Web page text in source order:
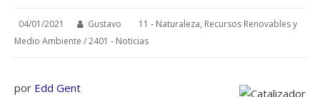
04/01/2021 Gustavo
11 - Naturaleza, Recursos Renovables y
Medio Ambiente /2401 - Noticias
por Edd Gent